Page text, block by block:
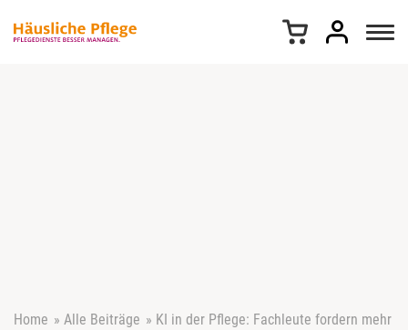
Home » Alle Beiträge » KI in der Pflege: Fachleute fordern mehr